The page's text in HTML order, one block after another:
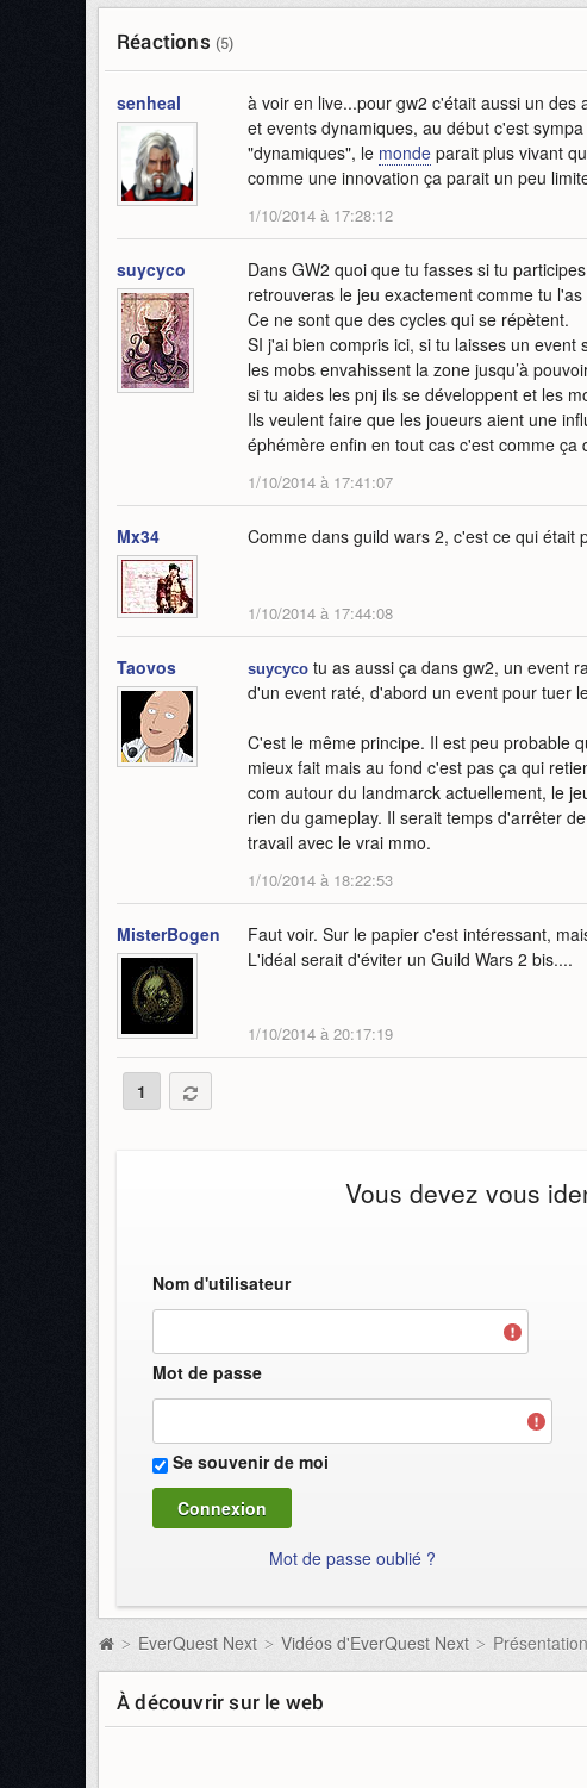
Réactions (5)
senheal
à voir en live...pour gw2 c'était aussi un
et events dynamiques, au début c'est
"dynamiques", le monde parait plus vivant
comme une innovation ça parait un peu
1/10/2014 à 17:28:12
suycyco
Dans GW2 quoi que tu fasses si tu
retrouveras le jeu exactement comme tu l'as
Ce ne sont que des cycles qui se répètent.
SI j'ai bien compris ici, si tu laisses un
les mobs envahissent la zone jusqu’à
si tu aides les pnj ils se développent et les
Ils veulent faire que les joueurs aient une
éphémère enfin en tout cas c'est comme ça
1/10/2014 à 17:41:07
Mx34 Comme dans guild wars 2, c'est ce qui était
1/10/2014 à 17:44:08
Taovos suycyco tu as aussi ça dans gw2, un event
d'un event raté, d'abord un event pour tuer
C'est le même principe. Il est peu probable
mieux fait mais au fond c'est pas ça qui
com autour du landmarck actuellement, le
rien du gameplay. Il serait temps d'arrêter
travail avec le vrai mmo.
1/10/2014 à 18:22:53
MisterBogen
Faut voir. Sur le papier c'est intéressant,
L'idéal serait d'éviter un Guild Wars 2 bis....
1/10/2014 à 20:17:19
1
Vous devez vous
Nom d'utilisateur
Mot de passe
Se souvenir de moi
Mot de passe oublié ?
> EverQuest Next > Vidéos d'EverQuest Next >
À découvrir sur le web